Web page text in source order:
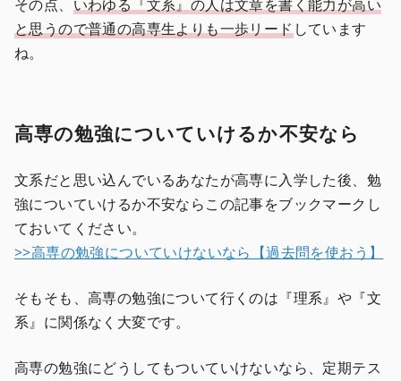
その点、 いわゆる『文系』の人は文章を書く能力が高い
と思うので普通の高専生よりも一歩リードしています
ね。
高専の勉強についていけるか不安なら
文系だと思い込んでいるあなたが高専に入学した後、勉
強についていけるか不安ならこの記事をブックマークし
ておいてください。
>>高専の勉強についていけないなら【過去問を使おう】
そもそも、高専の勉強について行くのは『理系』や『文
系』に関係なく大変です。
高専の勉強にどうしてもついていけないなら、定期テス